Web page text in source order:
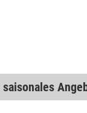
saisonales